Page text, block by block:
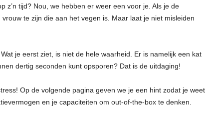
z’n tijd? Nou, we hebben er weer een voor je. Als je de
te zijn die aan het vegen is. Maar laat je niet misleiden
je eerst ziet, is niet de hele waarheid. Er is namelijk een kat
dertig seconden kunt opsporen? Dat is de uitdaging!
Op de volgende pagina geven we je een hint zodat je weet
en je capaciteiten om out-of-the-box te denken.